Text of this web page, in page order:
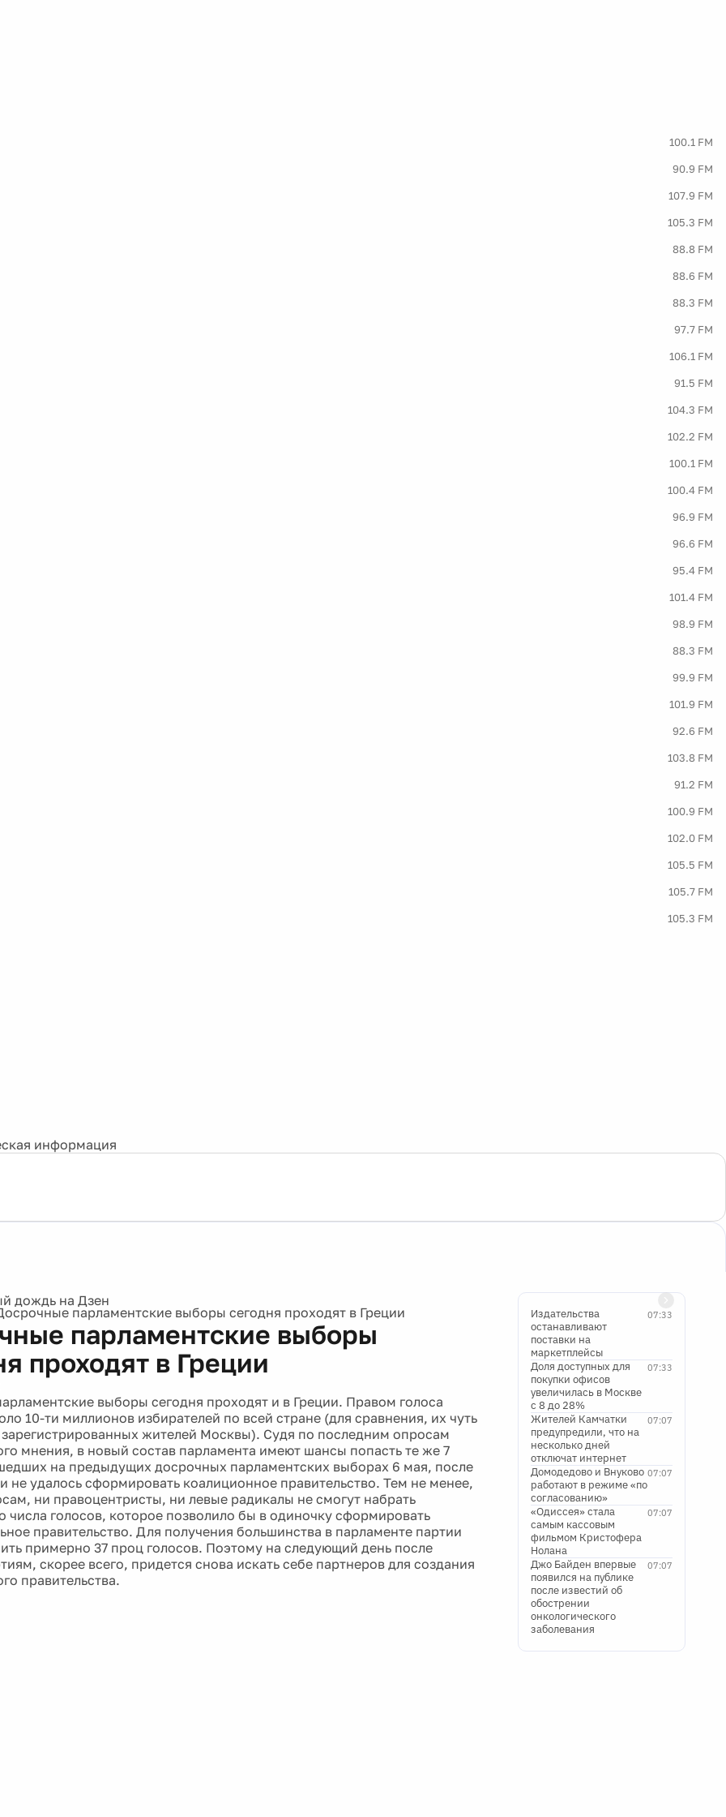
100.1 FM
90.9 FM
107.9 FM
105.3 FM
88.8 FM
88.6 FM
88.3 FM
97.7 FM
106.1 FM
91.5 FM
104.3 FM
102.2 FM
100.1 FM
100.4 FM
96.9 FM
96.6 FM
95.4 FM
101.4 FM
98.9 FM
88.3 FM
99.9 FM
101.9 FM
92.6 FM
103.8 FM
91.2 FM
100.9 FM
102.0 FM
105.5 FM
105.7 FM
105.3 FM
информация
парламентские выборы сегодня проходят в Греции
парламентские выборы
проходят в Греции
выборы сегодня проходят и в Греции. Правом голоса
10-ти миллионов избирателей по всей стране (для сравнения, их чуть
жителей Москвы). Судя по последним опросам
мнения, в новый состав парламента имеют шансы попасть те же 7
на предыдущих досрочных парламентских выборах 6 мая, после
не удалось сформировать коалиционное правительство. Тем не менее,
ни правоцентристы, ни левые радикалы не смогут набрать
числа голосов, которое позволило бы в одиночку сформировать
правительство. Для получения большинства в парламенте партии
примерно 37 проц голосов. Поэтому на следующий день после
скорее всего, придется снова искать себе партнеров для создания
правительства.
07:33
Издательства
останавливают
поставки на
маркетплейсы
07:33
Доля доступных для
покупки офисов
увеличилась в Москве
с 8 до 28%
07:07
Жителей Камчатки
предупредили, что на
несколько дней
отключат интернет
07:07
Домодедово и Внуково
работают в режиме «по
согласованию»
07:07
«Одиссея» стала
самым кассовым
фильмом Кристофера
Нолана
07:07
Джо Байден впервые
появился на публике
после известий об
обострении
онкологического
заболевания